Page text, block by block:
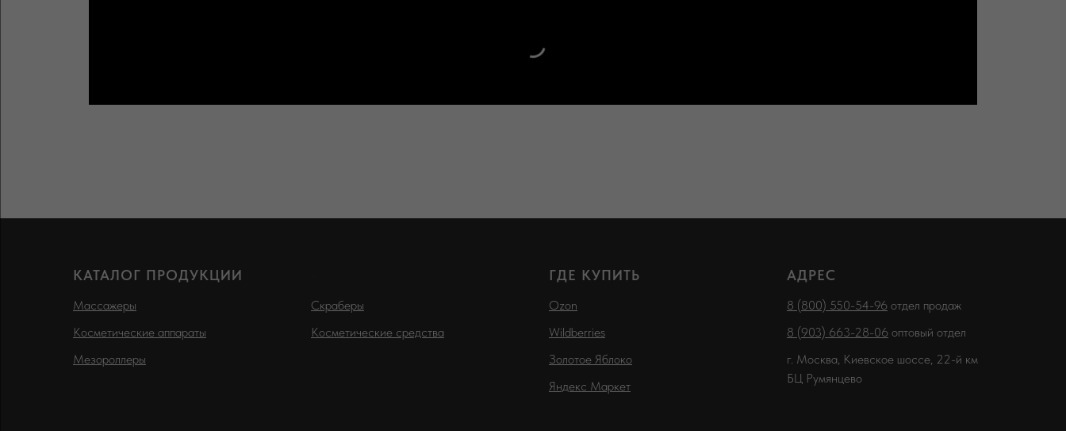
КАТАЛОГ ПРОДУКЦИИ
Массажеры
Косметические аппараты
Мезороллеры
Скраберы
Косметические средства
ГДЕ КУПИТЬ
Ozon
Wildberries
Золотое Яблоко
Яндекс Маркет
АДРЕС
8 (800) 550-54-96 отдел продаж
8 (903) 663-28-06 оптовый отдел
г. Москва, Киевское шоссе, 22-й км
БЦ Румянцево